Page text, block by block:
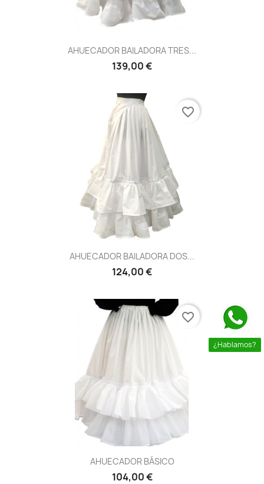
AHUECADOR BAILADORA TRES...
139,00 €
AHUECADOR BAILADORA DOS...
124,00 €
favorite_border
AHUECADOR BÁSICO
104,00 €
favorite_border
¿Hablamos?